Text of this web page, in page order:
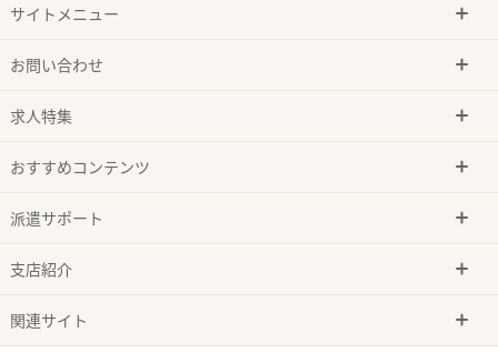
サイトメニュー
お問い合わせ
求人特集
おすすめコンテンツ
派遣サポート
支店紹介
関連サイト